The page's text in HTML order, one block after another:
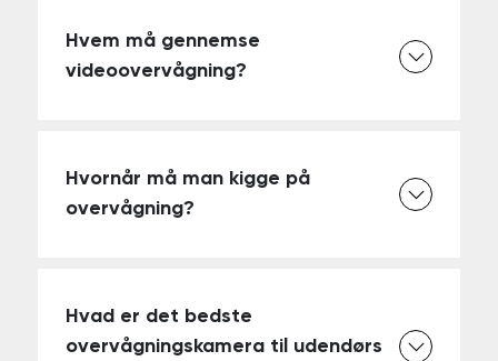
Hvem må gennemse
videoovervågning?
Hvornår må man kigge på
overvågning?
Hvad er det bedste
overvågningskamera til udendørs